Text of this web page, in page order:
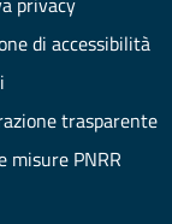
di accessibilità
trasparente
misure PNRR